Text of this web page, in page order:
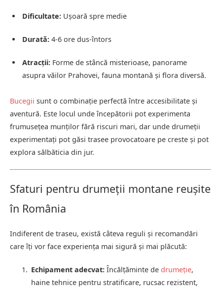
Dificultate: Ușoară spre medie
Durată: 4-6 ore dus-întors
Atracții: Forme de stâncă misterioase, panorame
asupra văilor Prahovei, fauna montană și flora diversă.
Bucegii sunt o combinație perfectă între accesibilitate și
aventură. Este locul unde începătorii pot experimenta
frumusețea munților fără riscuri mari, dar unde drumeții
experimentați pot găsi trasee provocatoare pe creste și pot
explora sălbăticia din jur.
Sfaturi pentru drumeții montane reușite
în România
Indiferent de traseu, există câteva reguli și recomandări
care îți vor face experiența mai sigură și mai plăcută:
Echipament adecvat: Încălțăminte de drumeție,
haine tehnice pentru stratificare, rucsac rezistent,